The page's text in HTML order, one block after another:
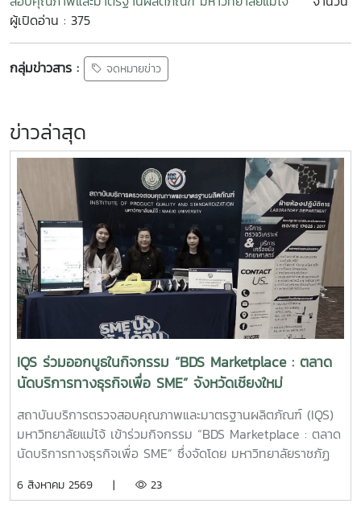
ผู้เปิดอ่าน : 375
กลุ่มข่าวสาร : จดหมายข่าว
ข่าวล่าสุด
IQS ร่วมออกบูธในกิจกรรม “BDS Marketplace : ตลาด
นัดบริการทางธุรกิจเพื่อ SME” จังหวัดเชียงใหม่
สถาบันบริการตรวจสอบคุณภาพและมาตรฐานผลิตภัณฑ์ (IQS)
มหาวิทยาลัยแม่โจ้ เข้าร่วมกิจกรรม “BDS Marketplace : ตลาด
นัดบริการทางธุรกิจเพื่อ SME” ซึ่งจัดโดย มหาวิทยาลัยราชภัฏ
ข่ายผู้ให้บริการโครงการส่งเสริมผู้ประกอบการผ่านระบบ BDS
6 สิงหาคม 2569 | 23